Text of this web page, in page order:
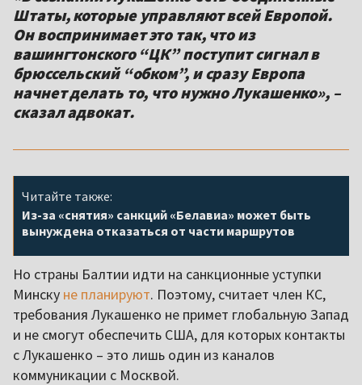
Штаты, которые управляют всей Европой.
Он воспринимает это так, что из
вашингтонского “ЦК” поступит сигнал в
брюссельский “обком”, и сразу Европа
начнет делать то, что нужно Лукашенко», –
сказал адвокат.
Читайте также:
Из-за «снятия» санкций «Белавиа» может быть
вынуждена отказаться от части маршрутов
Но страны Балтии идти на санкционные уступки
Минску не планируют. Поэтому, считает член КС,
требования Лукашенко не примет глобальную Запад
и не смогут обеспечить США, для которых контакты
с Лукашенко – это лишь один из каналов
коммуникации с Москвой.